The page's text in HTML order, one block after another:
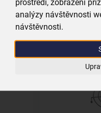
prostředí, zobrazení
analýzy návštěvnosti
návštěvnosti.